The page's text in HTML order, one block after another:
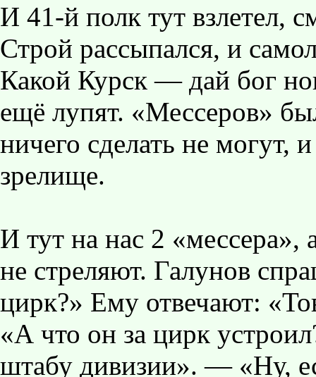
И 41-й полк тут взлетел,
Строй рассыпался, и
Какой Курск — дай бог
ещё лупят. «Мессеров»
ничего сделать не могут,
зрелище.
И тут на нас 2
не стреляют. Галунов
цирк?» Ему отвечают:
«А что он за цирк
штабу дивизии». — «Ну,